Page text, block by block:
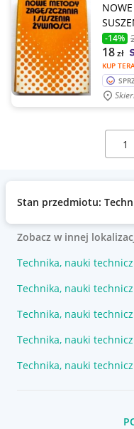
-14%
KUP
18zł
Wybierz
Stan przedmiotu:
Zobacz w innej
Technika, nauki
Technika, nauki
Technika, nauki
Technika, nauki
Technika, nauki